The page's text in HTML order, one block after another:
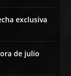
exclusiva
de julio